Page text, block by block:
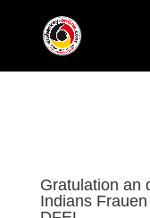
Gratulation an
Indians